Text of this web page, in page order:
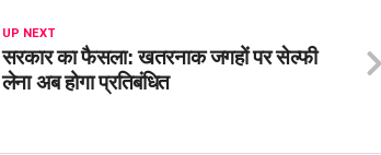
UP NEXT
सरकार का फैसला: खतरनाक जगहों पर सेल्फी
लेना अब होगा प्रतिबंधित